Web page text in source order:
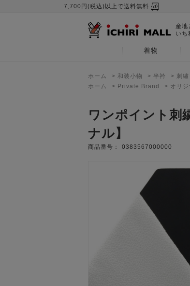
7,700円(税込)以上で送料無料
産地
いち
着物
ホーム > 和装小物 > 半衿 > 刺繍
ホーム
> Private Brand > オリ
ワンポイント刺
ナル】
商品番号： 0383567000000